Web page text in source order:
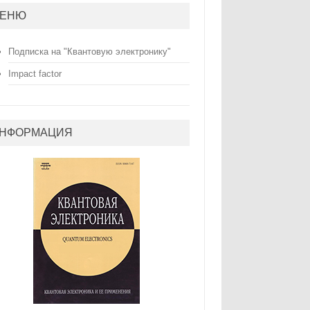
Подписка на "Квантовую электронику"
Impact factor